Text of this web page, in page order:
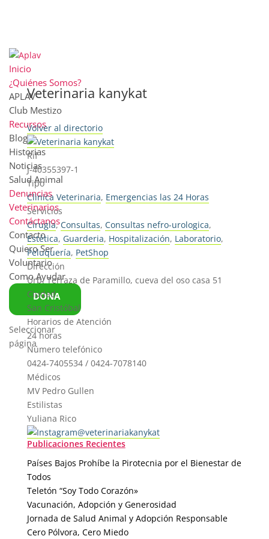
Inicio
¿Quiénes Somos?
APLAV
Club Mestizo
Recursos
Blog
Historias
Noticias
Salud Animal
Denuncias
Veterinarios
Contáctanos
Contacto
Quiero Ser
Voluntario
Como Ayudar
DONA
Seleccionar
página
Veterinaria kanykat
Volver al directorio
Rif
J-40355397-1
Tipo
Clinica Veterinaria, Emergencias las 24 Horas
Servicios
Cirugía,Consultas, Consultas nefro-urologica,
Estética, Guarderia, Hospitalización, Laboratorio,
Peluquería, PetShop
Dirección
Urb. Terraza de Paramillo, cueva del oso casa 51
Ciudad
San Cristóbal
Horarios de Atención
24 horas
Número telefónico
0424-7405534 / 0424-7078140
Médicos
MV Pedro Gullen
Estilistas
Yuliana Rico
@veterinariakanykat
Publicaciones Recientes
Países Bajos Prohíbe la Pirotecnia por el Bienestar de
Todos
Teletón “Soy Todo Corazón»
Vacunación, Adopción y Generosidad
Jornada de Salud Animal y Adopción Responsable
Cero Pólvora, Cero Miedo